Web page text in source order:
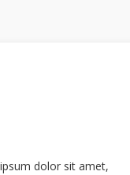
dolor sit amet,